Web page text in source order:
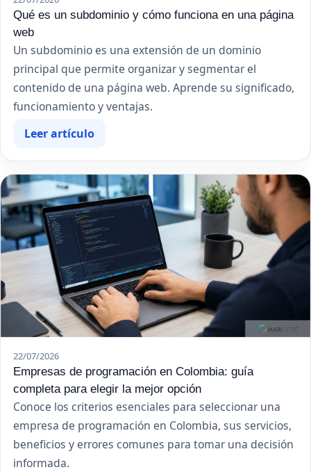
Qué es un subdominio y cómo funciona en una página
web
Un subdominio es una extensión de un dominio
principal que permite organizar y segmentar el
contenido de una página web. Aprende su significado,
funcionamiento y ventajas.
Leer artículo
22/07/2026
Empresas de programación en Colombia: guía
completa para elegir la mejor opción
Conoce los criterios esenciales para seleccionar una
empresa de programación en Colombia, sus servicios,
beneficios y errores comunes para tomar una decisión
informada.